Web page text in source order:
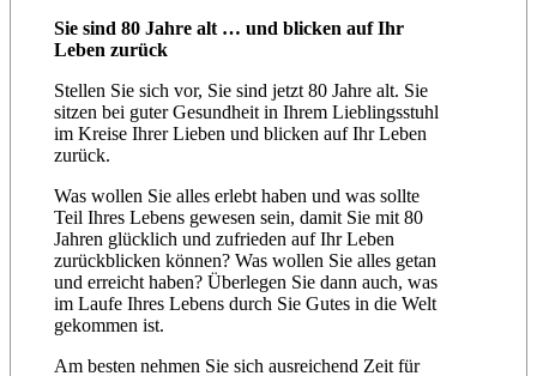
Sie sind 80 Jahre alt … und blicken auf Ihr
Leben zurück
Stellen Sie sich vor, Sie sind jetzt 80 Jahre alt. Sie
sitzen bei guter Gesundheit in Ihrem Lieblingsstuhl
im Kreise Ihrer Lieben und blicken auf Ihr Leben
zurück.
Was wollen Sie alles erlebt haben und was sollte
Teil Ihres Lebens gewesen sein, damit Sie mit 80
Jahren glücklich und zufrieden auf Ihr Leben
zurückblicken können? Was wollen Sie alles getan
und erreicht haben? Überlegen Sie dann auch, was
im Laufe Ihres Lebens durch Sie Gutes in die Welt
gekommen ist.
Am besten nehmen Sie sich ausreichend Zeit für